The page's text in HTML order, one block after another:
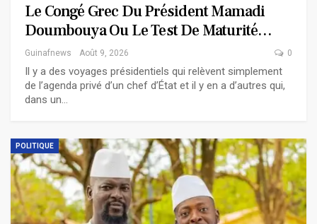
Le Congé Grec Du Président Mamadi
Doumbouya Ou Le Test De Maturité…
Guinafnews Août 9, 2026 0
Il y a des voyages présidentiels qui relèvent simplement
de l’agenda privé d’un chef d’État et il y en a d’autres qui,
dans un…
POLITIQUE